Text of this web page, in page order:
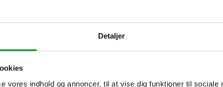
Detaljer
vores indhold og annoncer, til at vise dig funktioner til sociale